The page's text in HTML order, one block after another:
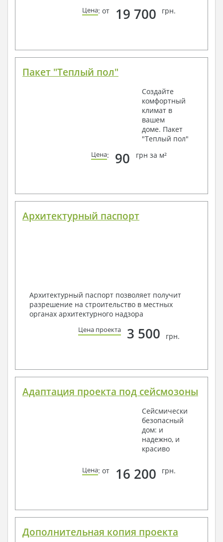
Цена: от 19 700 грн.
Пакет "Теплый пол"
Создайте
комфортный
климат в
вашем
доме. Пакет
"Теплый пол"
Цена: 90 грн за м²
Архитектурный паспорт
Архитектурный паспорт позволяет получит
разрешение на строительство в местных
органах архитектурного надзора
Цена проекта 3 500 грн.
Адаптация проекта под сейсмозоны
Сейсмически
безопасный
дом: и
надежно, и
красиво
Цена: от 16 200 грн.
Дополнительная копия проекта